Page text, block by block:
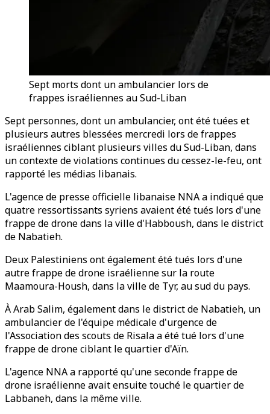
Sept morts dont un ambulancier lors de
frappes israéliennes au Sud-Liban
Sept personnes, dont un ambulancier, ont été tuées et
plusieurs autres blessées mercredi lors de frappes
israéliennes ciblant plusieurs villes du Sud-Liban, dans
un contexte de violations continues du cessez-le-feu, ont
rapporté les médias libanais.
L'agence de presse officielle libanaise NNA a indiqué que
quatre ressortissants syriens avaient été tués lors d'une
frappe de drone dans la ville d'Habboush, dans le district
de Nabatieh.
Deux Palestiniens ont également été tués lors d'une
autre frappe de drone israélienne sur la route
Maamoura-Housh, dans la ville de Tyr, au sud du pays.
À Arab Salim, également dans le district de Nabatieh, un
ambulancier de l'équipe médicale d'urgence de
l'Association des scouts de Risala a été tué lors d'une
frappe de drone ciblant le quartier d'Aïn.
L'agence NNA a rapporté qu'une seconde frappe de
drone israélienne avait ensuite touché le quartier de
Labbaneh, dans la même ville.